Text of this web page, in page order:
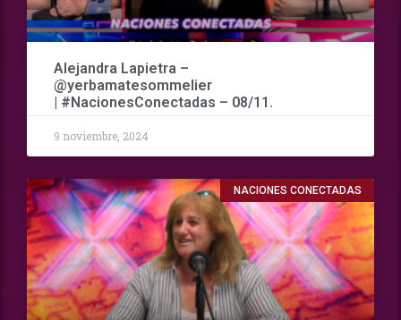
Alejandra Lapietra –
@yerbamatesommelier
| #NacionesConectadas – 08/11.
9 noviembre, 2024
NACIONES CONECTADAS